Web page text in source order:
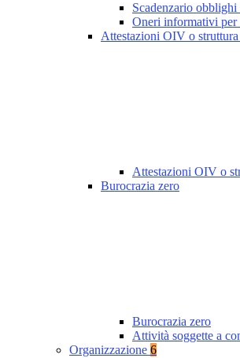
Scadenzario
Oneri informativi per
Attestazioni OIV o struttura
Attestazioni OIV o
Burocrazia zero
Burocrazia zero
Attività soggette a
Organizzazione 6